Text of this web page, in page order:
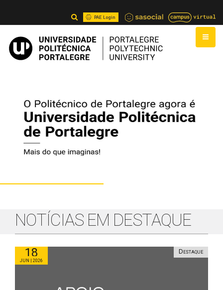
PAE Login
NOTÍCIAS EM DESTAQUE
18
Jun | 2026
Destaque